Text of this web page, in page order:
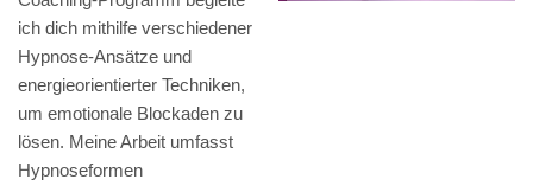
ich dich mithilfe verschiedener
Hypnose-Ansätze und
energieorientierter Techniken,
um emotionale Blockaden zu
lösen. Meine Arbeit umfasst
Hypnoseformen